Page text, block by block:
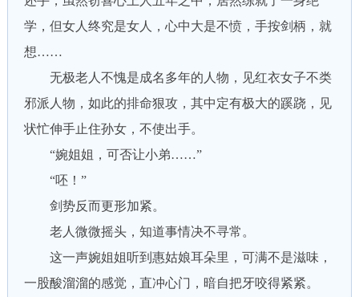
学，但女人终究是女人，心中大是不愤，手按剑柄，就
想……
无极老人不愧是成名多年的人物，见红衣女子不类
邪派人物，如此的排命狠攻，其中定有极大的蹊跷，见
状忙伸手止住孙女，不使出手。
“婉姐姐，可否让小弟……”
“呸！”
剑势反而更形加紧。
老人微微摇头，知道事情决不寻常。
这一声婉姐姐听到惠姑娘耳朵里，可满不是滋味，
一股酸溜溜的感觉，直冲心门，暗自把牙咬得紧紧。